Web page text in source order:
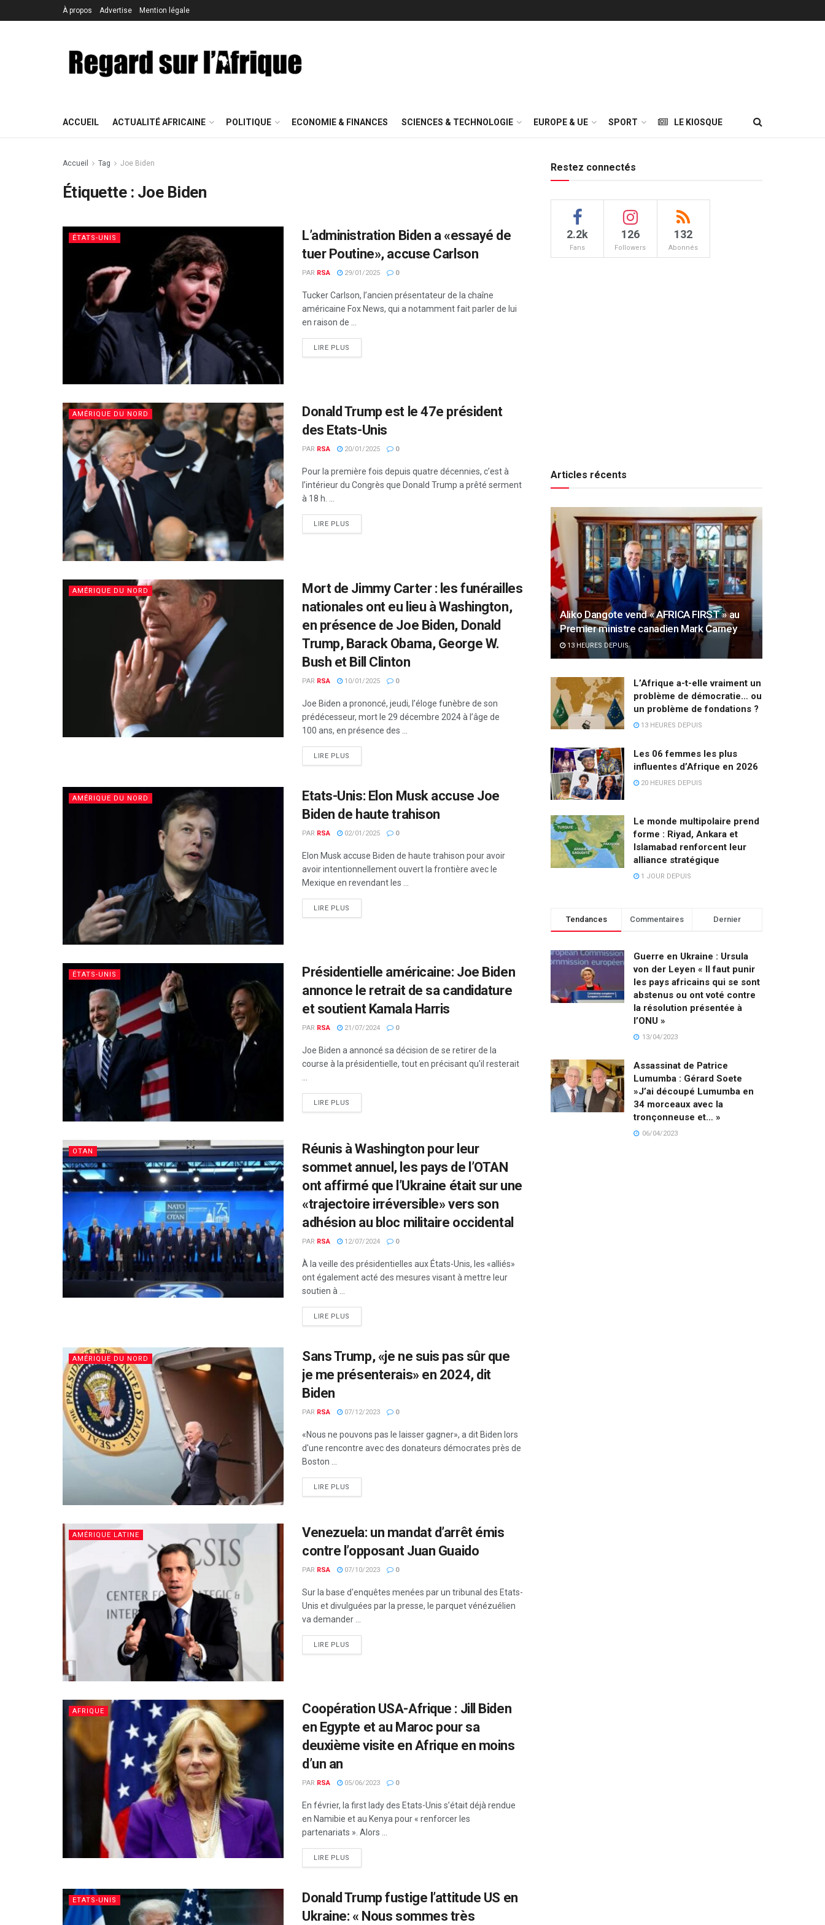
À propos Advertise Mention légale
ACCUEIL ACTUALITÉ AFRICAINE POLITIQUE ECONOMIE & FINANCES SCIENCES & TECHNOLOGIE EUROPE & UE SPORT LE KIOSQUE
Accueil Tag Joe Biden
Étiquette : Joe Biden
ÉTATS-UNIS
L’administration Biden a «essayé de
tuer Poutine», accuse Carlson
PAR RSA 29/01/2025 0
Tucker Carlson, l’ancien présentateur de la chaîne
américaine Fox News, qui a notamment fait parler de lui
en raison de ...
LIRE PLUS
AMÉRIQUE DU NORD
Donald Trump est le 47e président
des Etats-Unis
PAR RSA 20/01/2025 0
Pour la première fois depuis quatre décennies, c’est à
l’intérieur du Congrès que Donald Trump a prêté serment
à 18 h. ...
LIRE PLUS
AMÉRIQUE DU NORD
Mort de Jimmy Carter : les funérailles
nationales ont eu lieu à Washington,
en présence de Joe Biden, Donald
Trump, Barack Obama, George W.
Bush et Bill Clinton
PAR RSA 10/01/2025 0
Joe Biden a prononcé, jeudi, l’éloge funèbre de son
prédécesseur, mort le 29 décembre 2024 à l’âge de
100 ans, en présence des ...
LIRE PLUS
AMÉRIQUE DU NORD
Etats-Unis: Elon Musk accuse Joe
Biden de haute trahison
PAR RSA 02/01/2025 0
Elon Musk accuse Biden de haute trahison pour avoir
avoir intentionnellement ouvert la frontière avec le
Mexique en revendant les ...
LIRE PLUS
ÉTATS-UNIS
Présidentielle américaine: Joe Biden
annonce le retrait de sa candidature
et soutient Kamala Harris
PAR RSA 21/07/2024 0
Joe Biden a annoncé sa décision de se retirer de la
course à la présidentielle, tout en précisant qu'il resterait
LIRE PLUS
OTAN
Réunis à Washington pour leur
sommet annuel, les pays de l’OTAN
ont affirmé que l’Ukraine était sur une
«trajectoire irréversible» vers son
adhésion au bloc militaire occidental
PAR RSA 12/07/2024 0
À la veille des présidentielles aux États-Unis, les «alliés»
ont également acté des mesures visant à mettre leur
soutien à ...
LIRE PLUS
AMÉRIQUE DU NORD
Sans Trump, «je ne suis pas sûr que
je me présenterais» en 2024, dit
Biden
PAR RSA 07/12/2023 0
«Nous ne pouvons pas le laisser gagner», a dit Biden lors
d'une rencontre avec des donateurs démocrates près de
Boston ...
LIRE PLUS
AMÉRIQUE LATINE
Venezuela: un mandat d’arrêt émis
contre l’opposant Juan Guaido
PAR RSA 07/10/2023 0
Sur la base d'enquêtes menées par un tribunal des Etats-
Unis et divulguées par la presse, le parquet vénézuélien
va demander ...
LIRE PLUS
AFRIQUE
Coopération USA-Afrique : Jill Biden
en Egypte et au Maroc pour sa
deuxième visite en Afrique en moins
d’un an
PAR RSA 05/06/2023 0
En février, la first lady des Etats-Unis s’était déjà rendue
en Namibie et au Kenya pour « renforcer les
partenariats ». Alors ...
LIRE PLUS
ETATS-UNIS
Donald Trump fustige l’attitude US en
Ukraine: « Nous sommes très
Restez connectés
2.2k
Fans
126
Followers
132
Abonnés
Articles récents
Aliko Dangote vend « AFRICA FIRST » au
Premier ministre canadien Mark Carney
13 HEURES DEPUIS
L’Afrique a-t-elle vraiment un
problème de démocratie… ou
un problème de fondations ?
13 HEURES DEPUIS
Les 06 femmes les plus
influentes d’Afrique en 2026
20 HEURES DEPUIS
Le monde multipolaire prend
forme : Riyad, Ankara et
Islamabad renforcent leur
alliance stratégique
1 JOUR DEPUIS
Tendances Commentaires Dernier
Guerre en Ukraine : Ursula
von der Leyen « Il faut punir
les pays africains qui se sont
abstenus ou ont voté contre
la résolution présentée à
l’ONU »
13/04/2023
Assassinat de Patrice
Lumumba : Gérard Soete
»J’ai découpé Lumumba en
34 morceaux avec la
tronçonneuse et… »
06/04/2023